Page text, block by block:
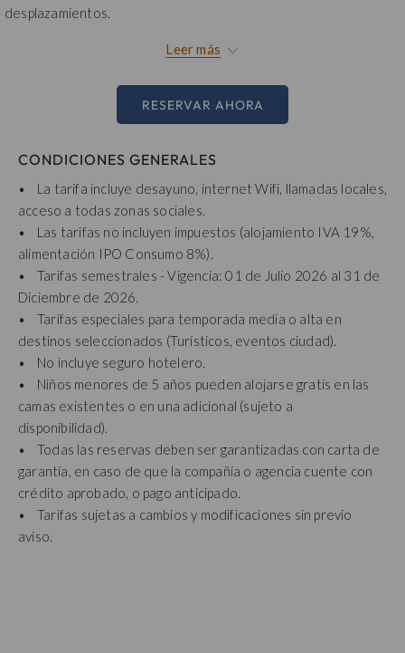
desplazamientos.
Válido del 01 de enero hasta el 31 de diciembre 2026
Leer más
RESERVAR AHORA
CONDICIONES GENERALES
• La tarifa incluye desayuno, internet Wifi, llamadas locales,
acceso a todas zonas sociales.
• Las tarifas no incluyen impuestos (alojamiento IVA 19%,
alimentación IPO Consumo 8%).
• Tarifas semestrales - Vigencia: 01 de Julio 2026 al 31 de
Diciembre de 2026.
• Tarifas especiales para temporada media o alta en
destinos seleccionados (Turísticos, eventos ciudad).
• No incluye seguro hotelero.
• Niños menores de 5 años pueden alojarse gratis en las
camas existentes o en una adicional (sujeto a
disponibilidad).
• Todas las reservas deben ser garantizadas con carta de
garantía, en caso de que la compañía o agencia cuente con
crédito aprobado, o pago anticipado.
• Tarifas sujetas a cambios y modificaciones sin previo
aviso.